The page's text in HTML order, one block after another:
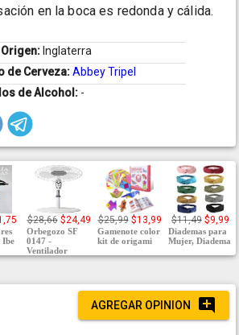
en la boca es redonda y cálida.
Origen: Inglaterra
de Cerveza:Abbey Tripel
de Alcohol: -
Ibe
$28,66 $24,49
Orbegozo SF
0147 -
Ventilador
$25,99 $13,99
Gamenote color
kit de origami
$11,49 $9,99
Diademas para
Mujer, Diadema
AGREGAR OPINION